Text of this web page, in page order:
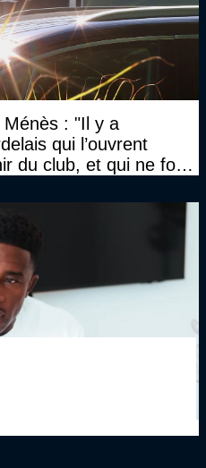
: "Il y a
qui l’ouvrent
du club, et qui ne font